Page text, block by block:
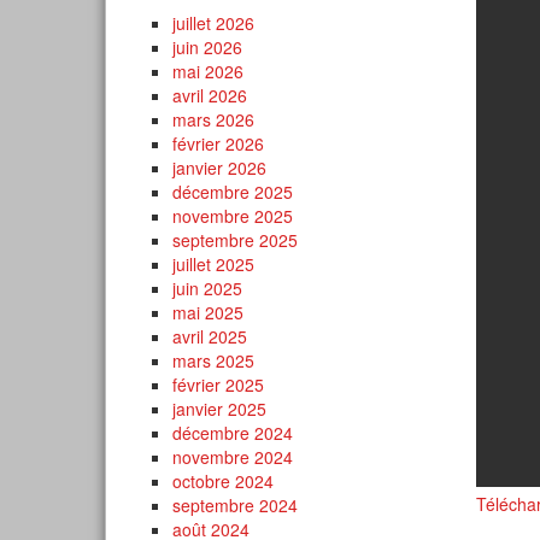
juillet 2026
juin 2026
mai 2026
avril 2026
mars 2026
février 2026
janvier 2026
décembre 2025
novembre 2025
septembre 2025
juillet 2025
juin 2025
mai 2025
avril 2025
mars 2025
février 2025
janvier 2025
décembre 2024
novembre 2024
octobre 2024
septembre 2024
août 2024